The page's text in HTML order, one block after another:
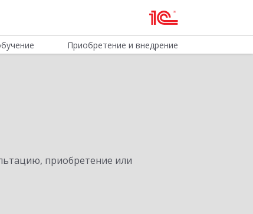
Приобретение и внедрение
приобретение или